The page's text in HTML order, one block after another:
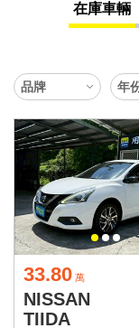
在庫車輛
33.80 萬
NISSAN
TIIDA